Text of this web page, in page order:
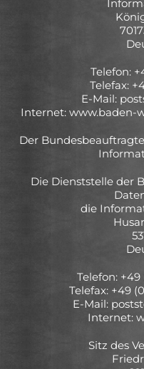
Telefon:
Telefax:
E-Mail:
Internet: www.baden-
Der
Die Dienststelle der
die
Telefon:
Telefax: +49
E-Mail:
Internet:
Sitz des